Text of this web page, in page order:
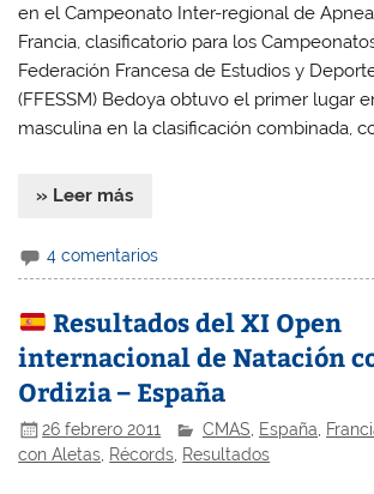
en el Campeonato Inter-regional de
Francia, clasificatorio para los
Federación Francesa de Estudios y
(FFESSM) Bedoya obtuvo el primer lugar
masculina en la clasificación combinada,
» Leer más
4 comentarios
Resultados del XI Open
internacional de Natación
Ordizia – España
26 febrero 2011 CMAS España
con Aletas Récords Resultados